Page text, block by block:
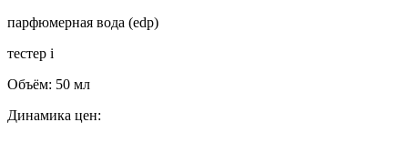
парфюмерная вода (edp)
тестер i
Объём: 50 мл
Динамика цен: